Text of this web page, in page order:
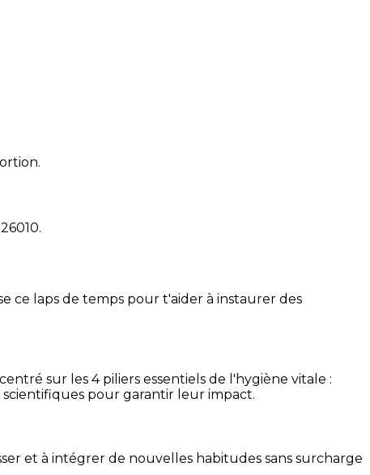
26010.
ce laps de temps pour t'aider à instaurer des
sur les 4 piliers essentiels de l'hygiène vitale :
scientifiques pour garantir leur impact.
et à intégrer de nouvelles habitudes sans surcharge